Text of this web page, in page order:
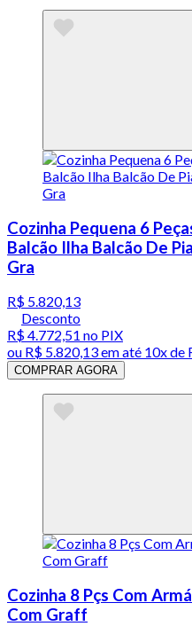
Cozinha Pequena 6
Balcão Ilha Balcão De
Gra
R$ 5.820,13
Desconto
R$ 4.772,51 no PIX
ou R$ 5.820,13em até 10x de
COMPRAR AGORA
Cozinha 8 Pçs Com
Com Graff